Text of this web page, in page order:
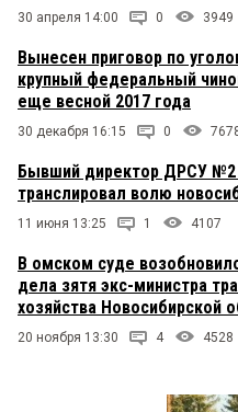
30 апреля 14:00 0 3949
Вынесен приговор по
крупный федеральный
еще весной 2017 года
30 декабря 16:15 0
Бывший директор ДРСУ №2
транслировал волю
11 июня 13:25 1 4107
В омском суде
дела зятя экс-министра
хозяйства Новосибирской
20 ноября 13:30 4 4528